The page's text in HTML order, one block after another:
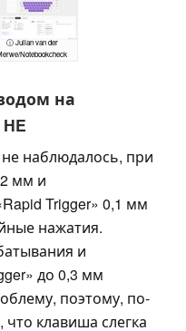
ⓘ Julian van der
Notebookcheck
на
наблюдалось, при
мм и
Trigger» 0,1 мм
нажатия.
и
до 0,3 мм
поэтому, по-
клавиша слегка